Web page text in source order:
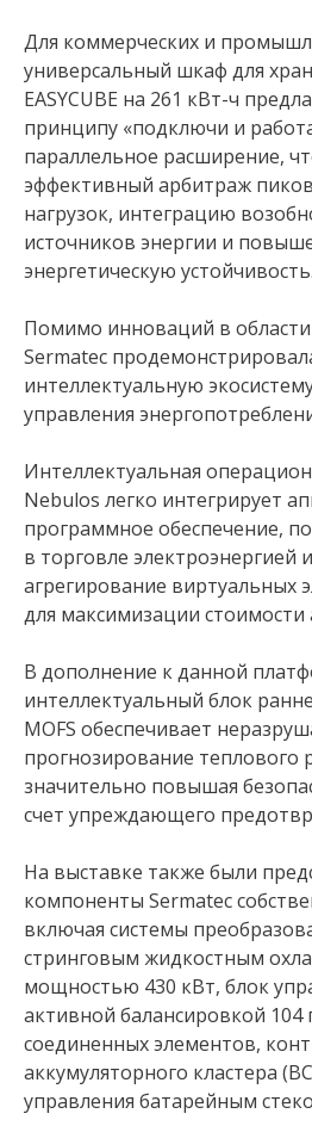
Для коммерческих и
универсальный шкаф для
EASYCUBE на 261 кВт-ч
принципу «подключи и
параллельное расширение,
эффективный арбитраж
нагрузок, интеграцию
источников энергии и
энергетическую устойчивость.
Помимо инноваций в
Sermatec
интеллектуальную
управления
Интеллектуальная
Nebulos легко интегрирует
программное обеспечение,
в торговле электроэнергией
агрегирование виртуальных
для максимизации стоимости
В дополнение к данной
интеллектуальный блок
MOFS обеспечивает
прогнозирование теплового
значительно повышая
счет упреждающего
На выставке также были
компоненты Sermatec
включая системы
стринговым жидкостным
мощностью 430 кВт, блок
активной балансировкой 104
соединенных элементов,
аккумуляторного кластера
управления батарейным